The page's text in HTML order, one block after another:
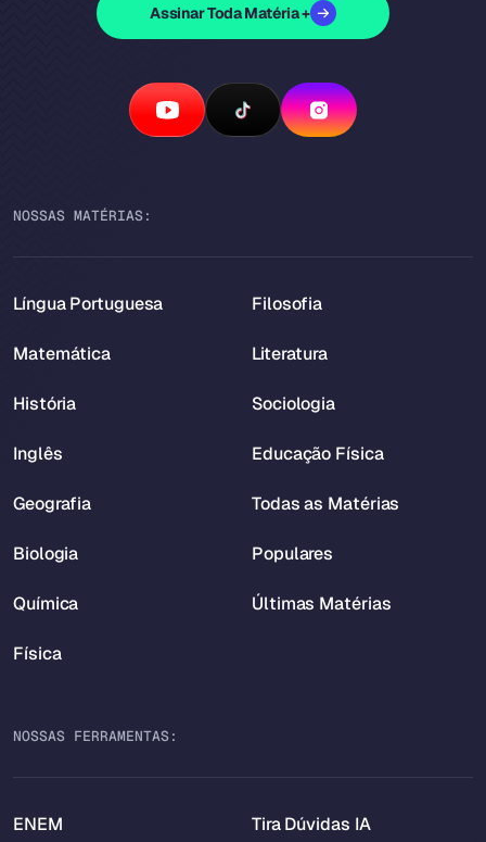
Assinar Toda Matéria +
NOSSAS MATÉRIAS:
Língua Portuguesa
Matemática
História
Inglês
Geografia
Biologia
Química
Física
Filosofia
Literatura
Sociologia
Educação Física
Todas as Matérias
Populares
Últimas Matérias
NOSSAS FERRAMENTAS:
ENEM Tira Dúvidas IA